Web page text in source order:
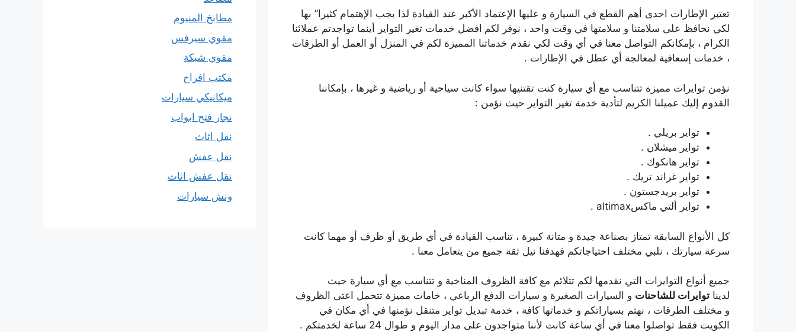
تعتبر الإطارات احدى أهم القطع في السيارة و عليها الإعتماد الأكبر عند القيادة لذا يجب الإهتمام كثيرا” بها
لكي نحافظ على سلامتنا و سلامتها في وقت واحد ، نوفر لكم افضل خدمات تغير التواير أينما تواجدتم عملائنا
الكرام ، بإمكانكم التواصل معنا في أي وقت لكي نقدم خدماتنا المميزة لكم في المنزل أو العمل أو الطرقات
، خدمات إسعافية لمعالجة أي عطل في الإطارات .
نؤمن توايرات مميزة تتناسب مع أي سيارة كنت تقتنيها سواء كانت سياحية أو رياضية و غيرها ، بإمكاننا
القدوم إليك عميلنا الكريم لتأدية خدمة تغير التواير حيث نؤمن :
تواير بريلي .
تواير ميشلان .
تواير هانكوك .
تواير غراند تريك .
تواير بريدجستون .
تواير ألتي ماكسaltimax .
كل الأنواع السابقة تمتاز بصناعة جيدة و متانة كبيرة ، تناسب القيادة في أي طريق أو ظرف أو مهما كانت
سرعة سيارتك ، نلبي مختلف احتياجاتكم فهدفنا نيل ثقة جميع من يتعامل معنا .
جميع أنواع التوايرات التي نقدمها لكم تتلائم مع كافة الظروف المناخية و تتناسب مع أي سيارة حيث
لدينا توايرات للشاحنات و السيارات الصغيرة و سيارات الدفع الرباعي ، خامات مميزة تتحمل اعتى الظروف
و مختلف الطرقات ، نهتم بسياراتكم و خدماتها كافة ، خدمة تبديل تواير متنقل نؤمنها في أي مكان في
الكويت فقط تواصلوا معنا في أي ساعة كانت لأننا متواجدون على مدار اليوم و طوال 24 ساعة لخدمتكم .
مطابخ المنيوم
مقوي سيرفس
مقوي شبكة
مكتب افراح
ميكانيكي سيارات
نجار فتح ابواب
نقل اثاث
نقل عفش
نقل عفش اثاث
ونش سيارات